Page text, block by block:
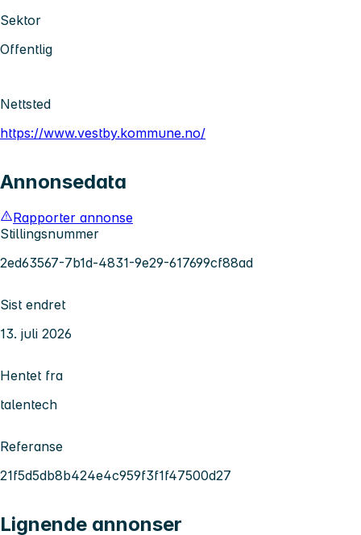
Sektor
Offentlig
Nettsted
https://www.vestby.kommune.no/
Annonsedata
Rapporter annonse
Stillingsnummer
2ed63567-7b1d-4831-9e29-617699cf88ad
Sist endret
13. juli 2026
Hentet fra
talentech
Referanse
21f5d5db8b424e4c959f3f1f47500d27
Lignende annonser